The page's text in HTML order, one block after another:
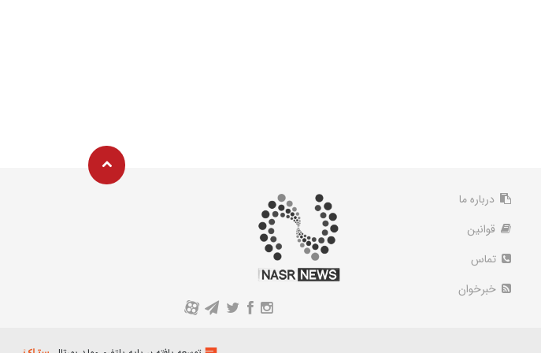
درباره ما
قوانین
تماس
خبرخوان
A